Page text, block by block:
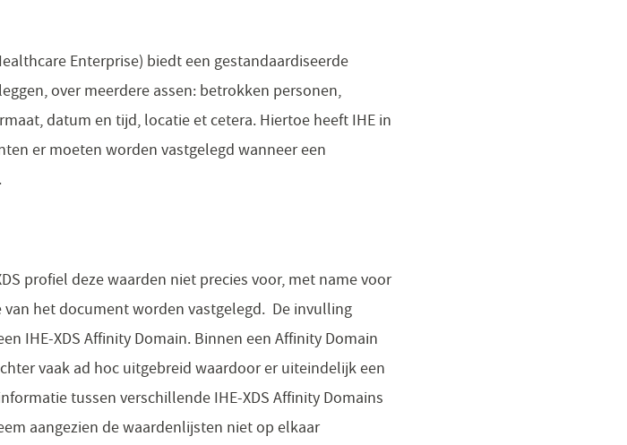
Enterprise) biedt een gestandaardiseerde
over meerdere assen: betrokken personen,
datum en tijd, locatie et cetera. Hiertoe heeft IHE in
er moeten worden vastgelegd wanneer een
profiel deze waarden niet precies voor, met name voor
het document worden vastgelegd. De invulling
IHE-XDS Affinity Domain. Binnen een Affinity Domain
vaak ad hoc uitgebreid waardoor er uiteindelijk een
tussen verschillende IHE-XDS Affinity Domains
aangezien de waardenlijsten niet op elkaar